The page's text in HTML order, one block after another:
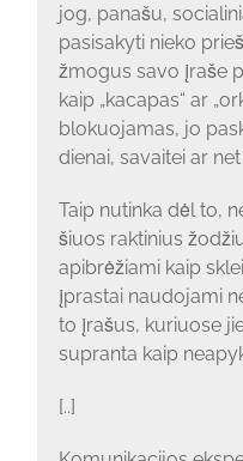
jog, panašu,
pasisakyti nieko
žmogus savo įraše
kaip „kacapas“ ar
blokuojamas, jo
dienai, savaitei ar
Taip nutinka dėl to,
šiuos raktinius
apibrėžiami kaip
įprastai naudojami
to įrašus, kuriuose
supranta kaip
[..]